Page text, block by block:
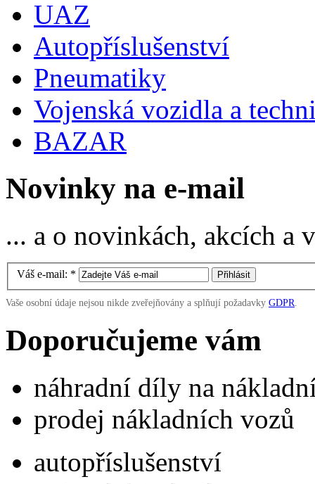
UAZ
Autopříslušenství
Pneumatiky
Vojenská vozidla a
BAZAR
Novinky na e-mail
... a o novinkách, akcích
Váš e-mail: *
Vaše osobní údaje nejsou nikde zveřejňovány a splňují požadavky GDPR.
Doporučujeme vám
náhradní díly na
prodej nákladních vozů
autopříslušenství